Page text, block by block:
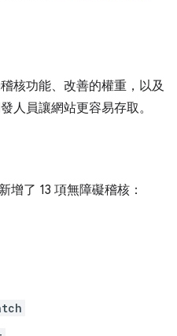
核功能、改善的權重，以及
人員讓網站更容易存取。
增了 13 項無障礙稽核：